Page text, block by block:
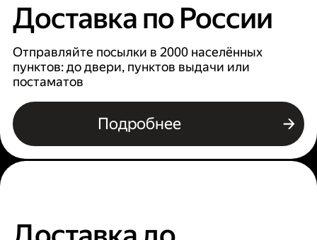
Доставка по России
Отправляйте посылки в 2000 населённых
пунктов: до двери, пунктов выдачи или
постаматов
Подробнее